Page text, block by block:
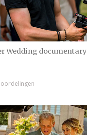
Wedding documentary